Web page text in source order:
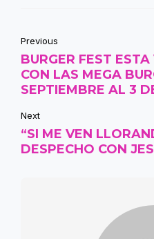
Previous
BURGER FEST
CON LAS MEGA
SEPTIEMBRE AL 3
Next
“SI ME VEN
DESPECHO CON